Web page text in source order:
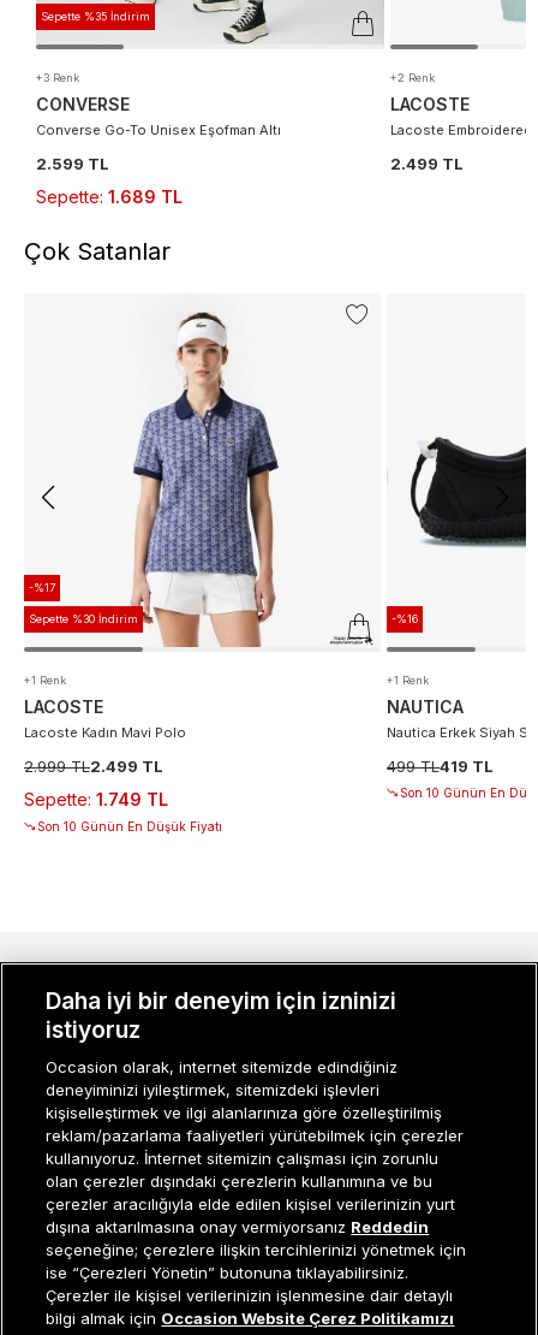
Sepete Ekle
Sepette %35 İndirim
+3 Renk
CONVERSE
Converse Go-To Unisex Eşofman Altı
2.599 TL
Sepette: 1.689 TL
+2 Renk
LACOSTE
Lacoste Embroidered
2.499 TL
Çok Satanlar
-%17
Sepette %30 İndirim
+1 Renk
LACOSTE
Lacoste Kadın Mavi Polo
2.999 TL2.499 TL
Sepette: 1.749 TL
Son 10 Günün En Düşük Fiyatı
-%16
+1 Renk
NAUTICA
Nautica Erkek Siyah
499 TL419 TL
Son 10 Günün En
Müşteri İlişkileri0 850 800 01 20
KURUMSAL
KADIN KATEGORILER
GRUP MARKALAR
ERKEK KATEGORILER
Daha iyi bir deneyim için izninizi
istiyoruz
Occasion olarak, internet sitemizde edindiğiniz
deneyiminizi iyileştirmek, sitemizdeki işlevleri
kişiselleştirmek ve ilgi alanlarınıza göre özelleştirilmiş
reklam/pazarlama faaliyetleri yürütebilmek için çerezler
kullanıyoruz. İnternet sitemizin çalışması için zorunlu
olan çerezler dışındaki çerezlerin kullanımına ve bu
çerezler aracılığıyla elde edilen kişisel verilerinizin yurt
dışına aktarılmasına onay vermiyorsanız Reddedin
seçeneğine; çerezlere ilişkin tercihlerinizi yönetmek için
ise “Çerezleri Yönetin” butonuna tıklayabilirsiniz.
Çerezler ile kişisel verilerinizin işlenmesine dair detaylı
bilgi almak için Occasion Website Çerez Politikamızı